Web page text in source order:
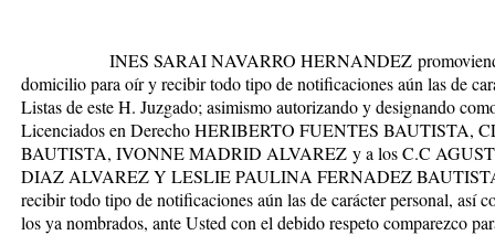
INES SARAI NAVARRO HERNANDEZ
domicilio para oír y recibir todo tipo de notificaciones aún las de
Listas de este H. Juzgado; asimismo autorizando y designando
Licenciados en DerechoHERIBERTO FUENTES BAUTISTA,
BAUTISTA, IVONNE MADRID ALVAREZ y a losC.C
DIAZ ALVAREZ Y LESLIE PAULINA FERNADEZ
recibir todo tipo de notificaciones aún las de carácter personal, así
los ya nombrados, ante Usted con el debido respeto comparezco